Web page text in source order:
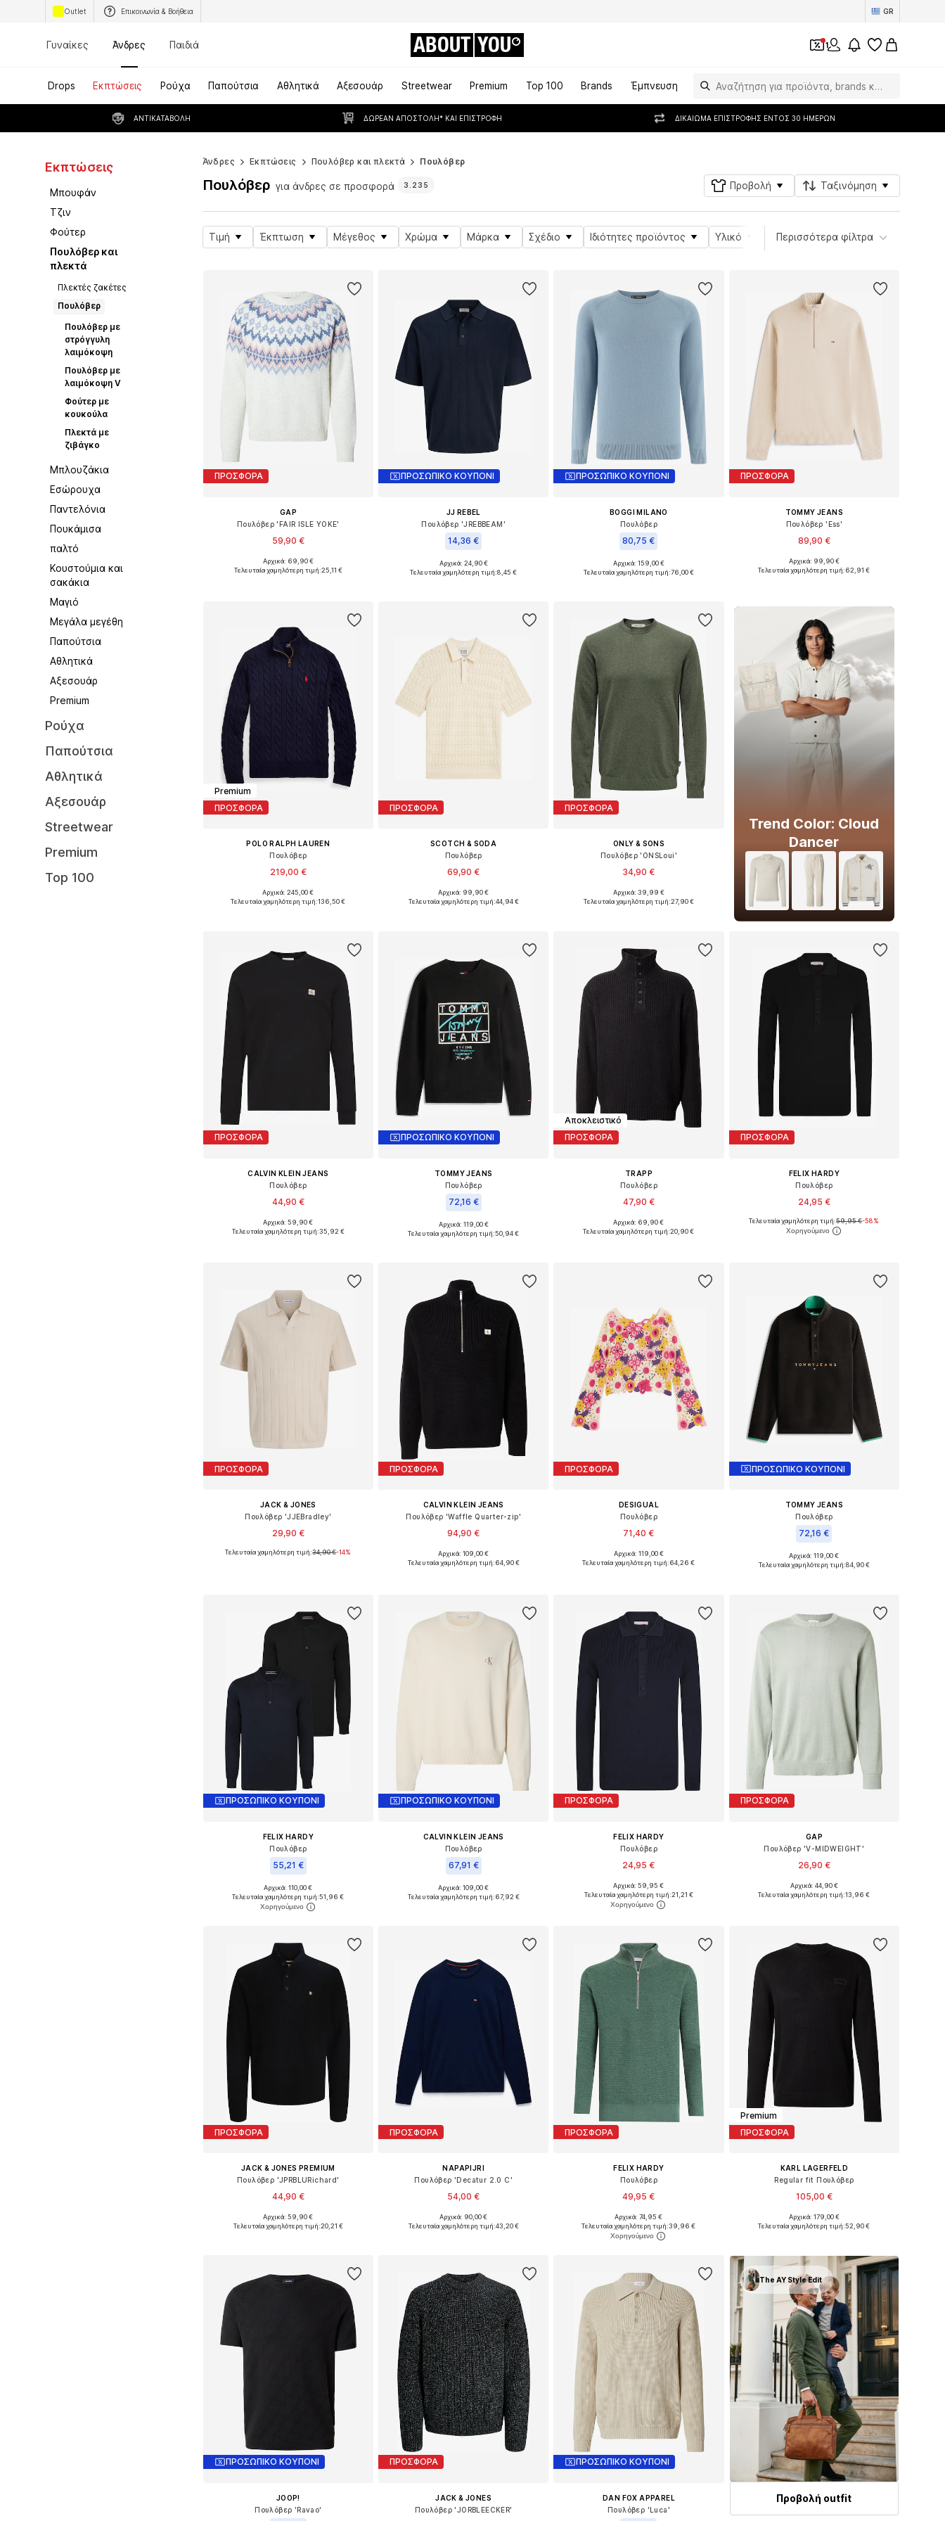
Outlet Επικοινωνία & Βοήθεια GR
Γυναίκες Άνδρες Παιδιά ABOUT YOU 1
Drops Εκπτώσεις Ρούχα Παπούτσια Αθλητικά Αξεσουάρ Streetwear Premium Top 100 Brands Έμπνευση
ΑΝΤΙΚΑΤΑΒΟΛΉ ΔΩΡΕΆΝ ΑΠΟΣΤΟΛΉ* ΚΑΙ ΕΠΙΣΤΡΟΦΉ ΔΙΚΑΊΩΜΑ ΕΠΙΣΤΡΟΦΉΣ ΕΝΤΌΣ 30 ΗΜΕΡΏΝ
Εκπτώσεις
Μπουφάν
Τζιν
Φούτερ
Πουλόβερ και
πλεκτά
Πλεκτές ζακέτες
Πουλόβερ
Πουλόβερ με
στρόγγυλη
λαιμόκοψη
Πουλόβερ με
λαιμόκοψη V
Φούτερ με
κουκούλα
Πλεκτά με
ζιβάγκο
Μπλουζάκια
Εσώρουχα
Παντελόνια
Πουκάμισα
παλτό
Κουστούμια και
σακάκια
Μαγιό
Μεγάλα μεγέθη
Παπούτσια
Αθλητικά
Αξεσουάρ
Premium
Ρούχα
Παπούτσια
Αθλητικά
Αξεσουάρ
Streetwear
Premium
Top 100
Άνδρες Εκπτώσεις Πουλόβερ και πλεκτά Πουλόβερ
Πουλόβερ για άνδρες σε προσφορά 3.235 Προβολή Ταξινόμηση
Τιμή Έκπτωση Μέγεθος Χρώμα Μάρκα Σχέδιο Ιδιότητες προϊόντος Υλικό Εφαρμογή Λαιμόκοψη
Περισσότερα φίλτρα
ΠΡΟΣΦΟΡΑ
GAP
Πουλόβερ 'FAIR ISLE YOKE'
59,90 €
Διαθέσιμα μεγέθη: S, M, L, XL, XXL
Αρχικά: 69,90 €
Τελευταία χαμηλότερη τιμή:25,11 €
ΠΡΟΣΩΠΙΚΟ ΚΟΥΠΟΝΙ
JJ REBEL
Πουλόβερ 'JREBBEAM'
14,36 €
Διαθέσιμα μεγέθη: S, M, L, XL, XXL
Αρχικά: 24,90 €
Τελευταία χαμηλότερη τιμή:8,45 €
ΠΡΟΣΩΠΙΚΟ ΚΟΥΠΟΝΙ
BOGGI MILANO
Πουλόβερ
80,75 €
Διαθέσιμα μεγέθη: S, M, L, XXL
Αρχικά: 159,00 €
Τελευταία χαμηλότερη τιμή:76,00 €
ΠΡΟΣΦΟΡΑ
TOMMY JEANS
Πουλόβερ 'Ess'
89,90 €
Διαθέσιμα μεγέθη: XS, S, M, L, XL
Αρχικά: 99,90 €
Τελευταία χαμηλότερη τιμή:62,91 €
Premium
ΠΡΟΣΦΟΡΑ
POLO RALPH LAUREN
Πουλόβερ
219,00 €
Διαθέσιμα μεγέθη: S, M, L, XL, XXL
Αρχικά: 245,00 €
Τελευταία χαμηλότερη τιμή:136,50 €
ΠΡΟΣΦΟΡΑ
SCOTCH & SODA
Πουλόβερ
69,90 €
Διαθέσιμα μεγέθη: S, M, L, XL
Αρχικά: 99,90 €
Τελευταία χαμηλότερη τιμή:44,94 €
ΠΡΟΣΦΟΡΑ
ONLY & SONS
Πουλόβερ 'ONSLoui'
34,90 €
+ 1
Διαθέσιμα μεγέθη: XS, S, M, L, XL, XXL
Αρχικά: 39,99 €
Τελευταία χαμηλότερη τιμή:27,90 €
Trend Color: Cloud
Dancer
ΠΡΟΣΦΟΡΑ
CALVIN KLEIN JEANS
Πουλόβερ
44,90 €
+9
Διαθέσιμα μεγέθη: XS, S, M, L, XL
Αρχικά: 59,90 €
Τελευταία χαμηλότερη τιμή:35,92 €
ΠΡΟΣΩΠΙΚΟ ΚΟΥΠΟΝΙ
TOMMY JEANS
Πουλόβερ
72,16 €
Διαθέσιμα μεγέθη: S, M, L, XL
Αρχικά: 119,00 €
Τελευταία χαμηλότερη τιμή:50,94 €
Αποκλειστικό
ΠΡΟΣΦΟΡΑ
TRAPP
Πουλόβερ
47,90 €
Διαθέσιμα μεγέθη: S, M, L, XL, XXL
Αρχικά: 69,90 €
Τελευταία χαμηλότερη τιμή:20,90 €
ΠΡΟΣΦΟΡΑ
FELIX HARDY
Πουλόβερ
24,95 €
Διαθέσιμα μεγέθη: M, L, XL, XXL
Τελευταία χαμηλότερη τιμή:59,95 €-58%
ΠΡΟΣΦΟΡΑ
JACK & JONES
Πουλόβερ 'JJEBradley'
29,90 €
Διαθέσιμα μεγέθη: XS, L, XL, XXL
Τελευταία χαμηλότερη τιμή:34,90 €-14%
ΠΡΟΣΦΟΡΑ
CALVIN KLEIN JEANS
Πουλόβερ 'Waffle Quarter-zip'
94,90 €
Διαθέσιμα μεγέθη: XS, S, M, L, XL, XXL
Αρχικά: 109,00 €
Τελευταία χαμηλότερη τιμή:64,90 €
ΠΡΟΣΦΟΡΑ
DESIGUAL
Πουλόβερ
71,40 €
Διαθέσιμα μεγέθη: XS, S, M, L, XL
Αρχικά: 119,00 €
Τελευταία χαμηλότερη τιμή:64,26 €
ΠΡΟΣΩΠΙΚΟ ΚΟΥΠΟΝΙ
TOMMY JEANS
Πουλόβερ
72,16 €
Διαθέσιμα μεγέθη: S, M, L
Αρχικά: 119,00 €
Τελευταία χαμηλότερη τιμή:84,90 €
ΠΡΟΣΩΠΙΚΟ ΚΟΥΠΟΝΙ
FELIX HARDY
Πουλόβερ
55,21 €
Διαθέσιμα μεγέθη: S, M, L, XL, XXL
Προσθήκη στο καλάθι
Αρχικά: 110,00 €
Τελευταία χαμηλότερη τιμή:51,96 €
ΠΡΟΣΩΠΙΚΟ ΚΟΥΠΟΝΙ
CALVIN KLEIN JEANS
Πουλόβερ
67,91 €
Διαθέσιμα μεγέθη: S, M, L
Αρχικά: 109,00 €
Τελευταία χαμηλότερη τιμή:67,92 €
ΠΡΟΣΦΟΡΑ
FELIX HARDY
Πουλόβερ
24,95 €
Διαθέσιμα μεγέθη: S, M, L, XL, XXL
Προσθήκη στο καλάθι
Αρχικά: 59,95 €
Τελευταία χαμηλότερη τιμή:21,21 €
ΠΡΟΣΦΟΡΑ
GAP
Πουλόβερ 'V-MIDWEIGHT'
26,90 €
Διαθέσιμα μεγέθη: S, M, L, XL, XXL
Αρχικά: 44,90 €
Τελευταία χαμηλότερη τιμή:13,96 €
ΠΡΟΣΦΟΡΑ
JACK & JONES PREMIUM
Πουλόβερ 'JPRBLURichard'
44,90 €
Διαθέσιμα μεγέθη: S, M, L, XL, XXL
Αρχικά: 59,90 €
Τελευταία χαμηλότερη τιμή:20,21 €
ΠΡΟΣΦΟΡΑ
NAPAPIJRI
Πουλόβερ 'Decatur 2.0 C'
54,00 €
Διαθέσιμα μεγέθη: S, M, L, XL, XXL, XXXL
Αρχικά: 90,00 €
Τελευταία χαμηλότερη τιμή:43,20 €
ΠΡΟΣΦΟΡΑ
FELIX HARDY
Πουλόβερ
49,95 €
Διαθέσιμα μεγέθη: S, M, L, XL, XXL
Προσθήκη στο καλάθι
Αρχικά: 74,95 €
Τελευταία χαμηλότερη τιμή:39,96 €
Premium
ΠΡΟΣΦΟΡΑ
KARL LAGERFELD
Regular fit Πουλόβερ
105,00 €
Διαθέσιμα μεγέθη: S, M, L, XL, XXL
Αρχικά: 179,00 €
Τελευταία χαμηλότερη τιμή:52,90 €
ΠΡΟΣΩΠΙΚΟ ΚΟΥΠΟΝΙ
JOOP!
Πουλόβερ 'Ravao'
ΠΡΟΣΦΟΡΑ
JACK & JONES
Πουλόβερ 'JORBLEECKER'
ΠΡΟΣΩΠΙΚΟ ΚΟΥΠΟΝΙ
DAN FOX APPAREL
Πουλόβερ 'Luca'
The AY Style Edit
Προβολή outfit